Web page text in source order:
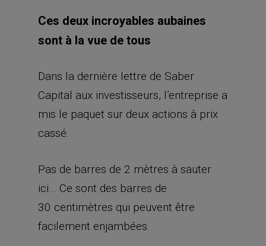
Ces deux incroyables aubaines
sont à la vue de tous
Dans la dernière lettre de Saber
Capital aux investisseurs, l’entreprise a
mis le paquet sur deux actions à prix
cassé.
Pas de barres de 2 mètres à sauter
ici… Ce sont des barres de
30 centimètres qui peuvent être
facilement enjambées.